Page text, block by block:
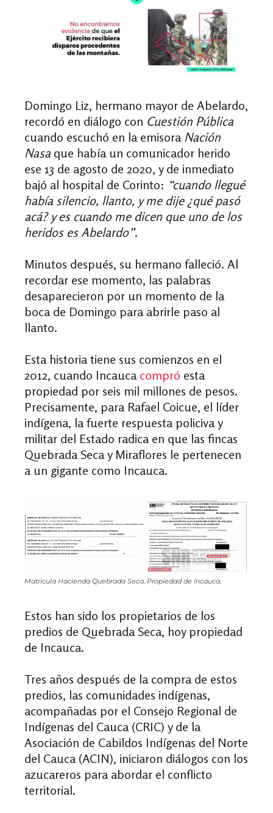
Domingo Liz, hermano mayor de Abelardo,
recordó en diálogo con Cuestión Pública
cuando escuchó en la emisora Nación
Nasa que había un comunicador herido
ese 13 de agosto de 2020, y de inmediato
bajó al hospital de Corinto: “cuando llegué
había silencio, llanto, y me dije ¿qué pasó
acá? y es cuando me dicen que uno de los
heridos es Abelardo”.
Minutos después, su hermano falleció. Al
recordar ese momento, las palabras
desaparecieron por un momento de la
boca de Domingo para abrirle paso al
llanto.
Esta historia tiene sus comienzos en el
2012, cuando Incauca compró esta
propiedad por seis mil millones de pesos.
Precisamente, para Rafael Coicue, el líder
indígena, la fuerte respuesta policiva y
militar del Estado radica en que las fincas
Quebrada Seca y Miraflores le pertenecen
a un gigante como Incauca.
Matrícula Hacienda Quebrada Seca. Propiedad de Incauca.
Estos han sido los propietarios de los
predios de Quebrada Seca, hoy propiedad
de Incauca.
Tres años después de la compra de estos
predios, las comunidades indígenas,
acompañadas por el Consejo Regional de
Indígenas del Cauca (CRIC) y de la
Asociación de Cabildos Indígenas del Norte
del Cauca (ACIN), iniciaron diálogos con los
azucareros para abordar el conflicto
territorial.